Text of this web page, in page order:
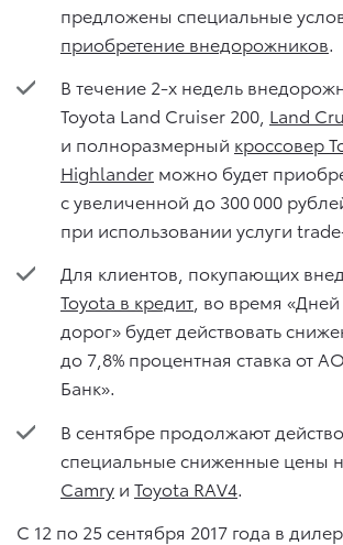
предложены специальные
приобретение внедорожников.
В течение 2-х недель
Toyota Land Cruiser 200, Land
и полноразмерный кроссовер
Highlander можно будет
с увеличенной до 300 000
при использовании услуги
Для клиентов, покупающих
Toyota в кредит , во время
дорог» будет действовать
до 7,8% процентная ставка от
Банк».
В сентябре продолжают
специальные сниженные цены
Camry и Toyota RAV4.
С 12 по 25 сентября 2017 года в